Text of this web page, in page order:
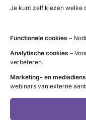
Je kunt zelf kiezen welke
Functionele cookies –
Analytische cookies –
verbeteren.
Marketing- en
webinars van externe
Download pdf
Slaap
Artikel ‘Slaap en